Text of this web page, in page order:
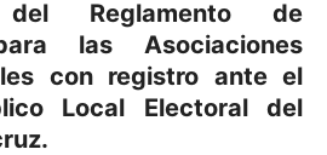
del Reglamento de
las Asociaciones
con registro ante el
Local Electoral del